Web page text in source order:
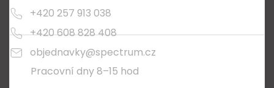
+420 257 913 038
+420 608 828 408
objednavky@spectrum.cz
Pracovní dny 8–15 hod